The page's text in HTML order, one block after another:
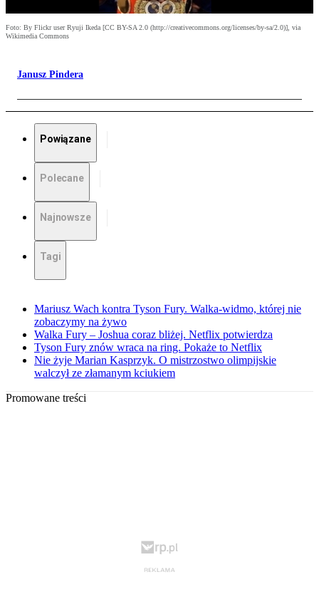
Foto: By Flickr user Ryuji Ikeda [CC BY-SA 2.0 (http://creativecommons.org/licenses/by-sa/2.0)], via
Wikimedia Commons
Janusz Pindera
Powiązane
Polecane
Najnowsze
Tagi
Mariusz Wach kontra Tyson Fury. Walka-widmo, której nie
zobaczymy na żywo
Walka Fury – Joshua coraz bliżej. Netflix potwierdza
Tyson Fury znów wraca na ring. Pokaże to Netflix
Nie żyje Marian Kasprzyk. O mistrzostwo olimpijskie
walczył ze złamanym kciukiem
Promowane treści